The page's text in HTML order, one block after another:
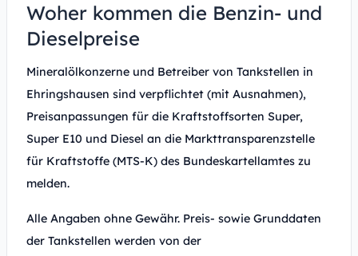
Woher kommen die Benzin- und
Dieselpreise
Mineralölkonzerne und Betreiber von Tankstellen in
Ehringshausen sind verpflichtet (mit Ausnahmen),
Preisanpassungen für die Kraftstoffsorten Super,
Super E10 und Diesel an die Markttransparenzstelle
für Kraftstoffe (MTS-K) des Bundeskartellamtes zu
melden.
Alle Angaben ohne Gewähr. Preis- sowie Grunddaten
der Tankstellen werden von der